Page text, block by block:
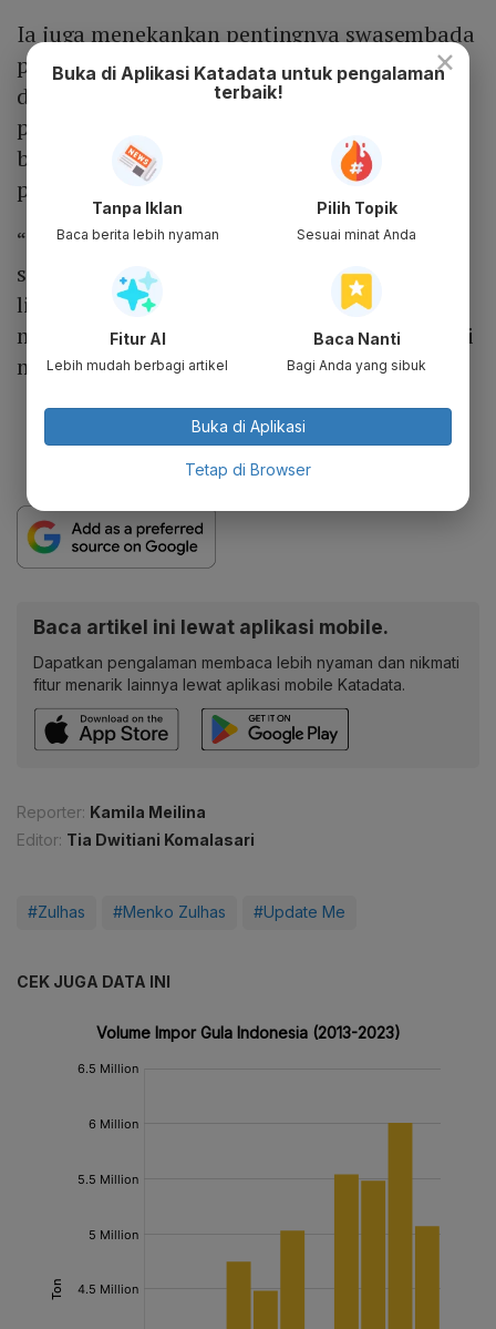
Ia juga menekankan pentingnya swasembada
pangan yang kokoh dan berkelanjutan,
dimulai dari desa hingga provinsi. Dalam
pandangannya, penguatan ekonomi tidak
bisa hanya bertumpu pada pusat
pertumbuhan di Jakarta.
“Indonesia tidak akan terang kalau cuma
satu mercusuar di Jakarta. Harus ada lilin-
lilin menyala di setiap desa,” katanya,
merujuk pada program koperasi desa sebagai
motor pertumbuhan ekonomi lokal.
Baca artikel ini lewat aplikasi mobile.
Dapatkan pengalaman membaca lebih nyaman dan nikmati
fitur menarik lainnya lewat aplikasi mobile Katadata.
Reporter: Kamila Meilina
Editor: Tia Dwitiani Komalasari
#Zulhas #Menko Zulhas #Update Me
CEK JUGA DATA INI
×
Buka di Aplikasi Katadata untuk pengalaman
terbaik!
Tanpa Iklan
Baca berita lebih nyaman
Pilih Topik
Sesuai minat Anda
Fitur AI
Lebih mudah berbagi artikel
Baca Nanti
Bagi Anda yang sibuk
Buka di Aplikasi
Tetap di Browser